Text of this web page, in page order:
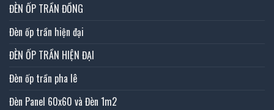
ĐÈN ỐP TRẦN ĐỒNG
Đèn ốp trần hiện đại
ĐÈN ỐP TRẦN HIỆN ĐẠI
Đèn ốp trần pha lê
Đèn Panel 60x60 và Đèn 1m2